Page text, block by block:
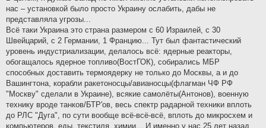
нас – установкой было просто Украину ослабить, дабы не
представляла угрозы...
Всё таки Украина это страна размером с 60 Израилей, с 30
Швейцарий, с 2 Германии, 1 Францию... Тут был фантастический
уровень индустриализации, делалось всё: ядерные реакторы,
обогащалось ядерное топливо(ВостГОК), собирались МБР
способных доставить термоядерку не только до Москвы, а и до
Вашингтона, корабли ракетоносцы/авианосцы(флагман ЧФ РФ
"Москву" сделали в Украине), всякие самолёты(Антонов), военную
технику вроде танков/БТР'ов, весь спектр радарной техники вплоть
до РЛС "Дуга", по сути вообще всё-всё-всё, вплоть до микросхем и
компьютеров, еды, текстиля, химии... И именно у нас 25 лет назад